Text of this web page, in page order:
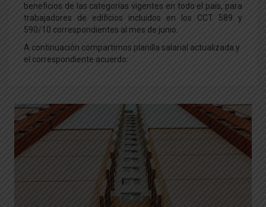
beneficios de las categorías vigentes en todo el país, para
trabajadores de edificios incluidos en los CCT 589 y
590/10 correspondientes al mes de junio.
A continuación compartimos planilla salarial actualizada y
el correspondiente acuerdo: